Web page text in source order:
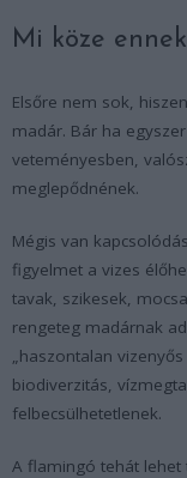
Mi köze
Elsőre nem sok,
madár. Bár ha
veteményesben,
meglepődnének.
Mégis van
figyelmet a vizes
tavak, szikesek,
rengeteg madárnak
„haszontalan
biodiverzitás,
felbecsülhetetlenek.
A flamingó tehát